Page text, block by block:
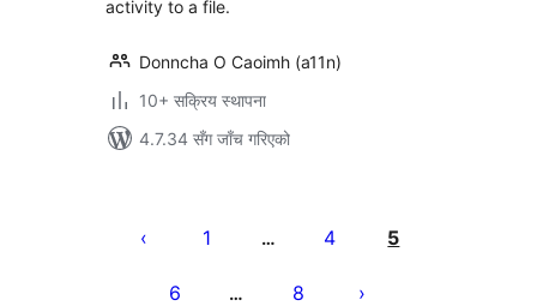
activity to a file.
Donncha O Caoimh (a11n)
10+ सक्रिय स्थापना
4.7.34 सँग जाँच गरिएको
पृष्ठाङ्कन1 … 4 5
6 … 8